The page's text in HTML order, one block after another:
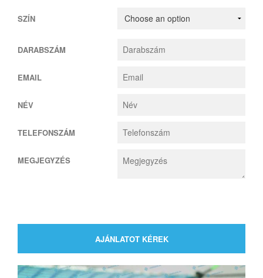
SZÍN
DARABSZÁM
EMAIL
NÉV
TELEFONSZÁM
MEGJEGYZÉS
AJÁNLATOT KÉREK